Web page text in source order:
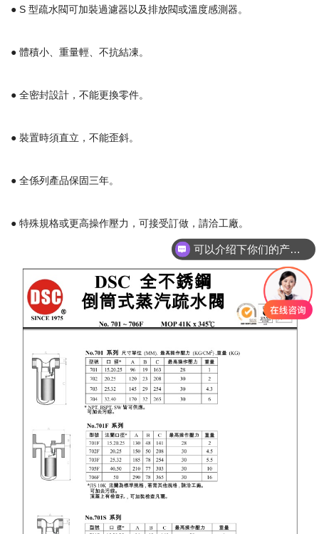
● S 型疏水閥可加裝過濾器以及排放閥或溫度感測器。
● 體積小、重量輕、不抗結凍。
● 全密封設計，不能更換零件。
● 裝置時須直立，不能歪斜。
● 全係列產品保固三年。
● 特殊規格或更高操作壓力，可接受訂做，請洽工廠。
可以介绍下你们的产品么